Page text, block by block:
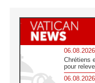
06.08.2026
Chrétiens
pour
06.08.2026